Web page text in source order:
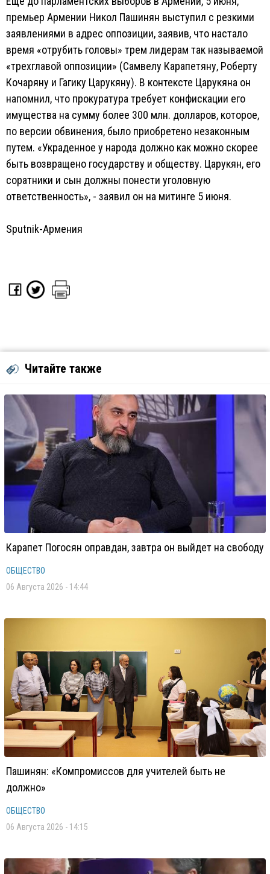
премьер Армении Никол Пашинян выступил с резкими
заявлениями в адрес оппозиции, заявив, что настало
время «отрубить головы» трем лидерам так называемой
«трехглавой оппозиции» (Самвелу Карапетяну, Роберту
Кочаряну и Гагику Царукяну). В контексте Царукяна он
напомнил, что прокуратура требует конфискации его
имущества на сумму более 300 млн. долларов, которое,
по версии обвинения, было приобретено незаконным
путем. «Украденное у народа должно как можно скорее
быть возвращено государству и обществу. Царукян, его
соратники и сын должны понести уголовную
ответственность», - заявил он на митинге 5 июня.
Sputnik-Армения
Читайте также
Карапет Погосян оправдан, завтра он выйдет на свободу
ОБЩЕСТВО
06 Августа 2026 - 14:44
Пашинян: «Компромиссов для учителей быть не
должно»
ОБЩЕСТВО
06 Августа 2026 - 14:15